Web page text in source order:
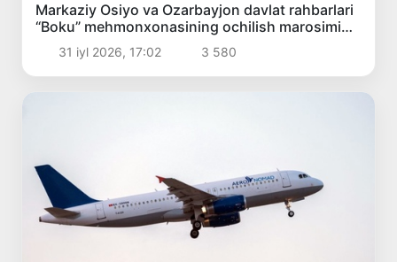
Markaziy Osiyo va Ozarbayjon davlat rahbarlari
“Boku” mehmonxonasining ochilish marosimida
ishtirok etdilar
31 iyl 2026, 17:02 3 580